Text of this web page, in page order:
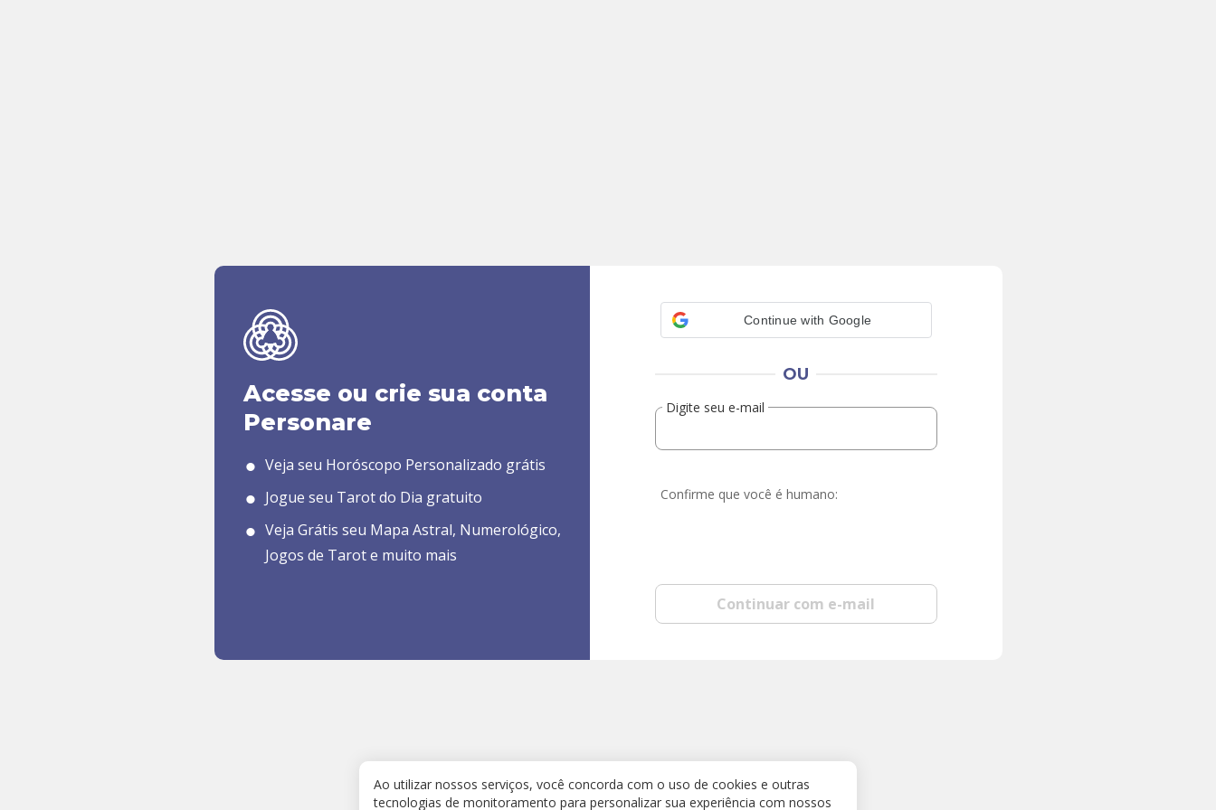
Acesse ou crie sua conta
Personare
Veja seu Horóscopo Personalizado grátis
Jogue seu Tarot do Dia gratuito
Veja Grátis seu Mapa Astral, Numerológico,
Jogos de Tarot e muito mais
Continue with Google
OU
Digite seu e-mail
Confirme que você é humano:
Continuar com e-mail